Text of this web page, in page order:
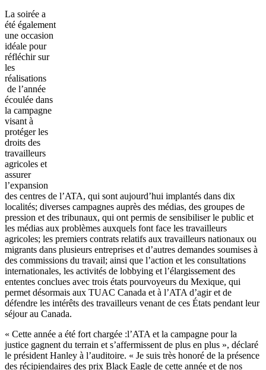
La soirée a
été également
une occasion
idéale pour
réfléchir sur
les
réalisations
de l’année
écoulée dans
la campagne
visant à
protéger les
droits des
travailleurs
agricoles et
assurer
l’expansion
des centres de l’ATA, qui sont aujourd’hui implantés dans dix
localités; diverses campagnes auprès des médias, des groupes de
pression et des tribunaux, qui ont permis de sensibiliser le public et
les médias aux problèmes auxquels font face les travailleurs
agricoles; les premiers contrats relatifs aux travailleurs nationaux ou
migrants dans plusieurs entreprises et d’autres demandes soumises à
des commissions du travail; ainsi que l’action et les consultations
internationales, les activités de lobbying et l’élargissement des
ententes conclues avec trois états pourvoyeurs du Mexique, qui
permet désormais aux TUAC Canada et à l’ATA d’agir et de
défendre les intérêts des travailleurs venant de ces États pendant leur
séjour au Canada.
« Cette année a été fort chargée :l’ATA et la campagne pour la
justice gagnent du terrain et s’affermissent de plus en plus », déclaré
le président Hanley à l’auditoire. « Je suis très honoré de la présence
des récipiendaires des prix Black Eagle de cette année et de nos